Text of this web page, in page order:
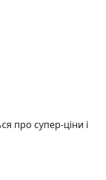
про супер-ціни і